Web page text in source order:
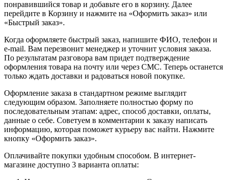
понравившийся товар и добавьте его в корзину. Далее
перейдите в Корзину и нажмите на «Оформить заказ» или
«Быстрый заказ».
Когда оформляете быстрый заказ, напишите ФИО, телефон и
e-mail. Вам перезвонит менеджер и уточнит условия заказа.
По результатам разговора вам придет подтверждение
оформления товара на почту или через СМС. Теперь останется
только ждать доставки и радоваться новой покупке.
Оформление заказа в стандартном режиме выглядит
следующим образом. Заполняете полностью форму по
последовательным этапам: адрес, способ доставки, оплаты,
данные о себе. Советуем в комментарии к заказу написать
информацию, которая поможет курьеру вас найти. Нажмите
кнопку «Оформить заказ».
Оплачивайте покупки удобным способом. В интернет-
магазине доступно 3 варианта оплаты: